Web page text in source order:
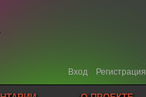
Вход Регистрация